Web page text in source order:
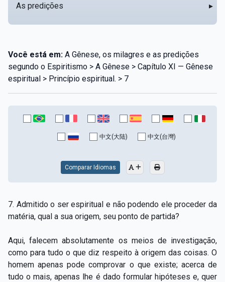
As predições ▸
Você está em: A Gênese, os milagres e as predições
segundo o Espiritismo > A Gênese > Capítulo XI — Gênese
espiritual > Princípio espiritual. > 7
中文(大陆) 中文(台灣)
Comparar Idiomas
7. Admitido o ser espiritual e não podendo ele proceder da
matéria, qual a sua origem, seu ponto de partida?
Aqui, falecem absolutamente os meios de investigação,
como para tudo o que diz respeito à origem das coisas. O
homem apenas pode comprovar o que existe; acerca de
tudo o mais, apenas lhe é dado formular hipóteses e, quer